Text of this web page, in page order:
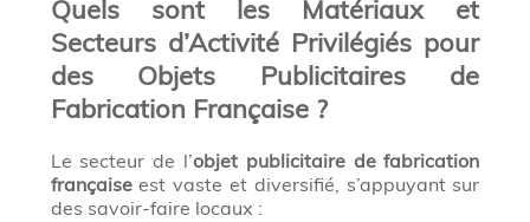
Quels sont les Matériaux et
Secteurs d’Activité Privilégiés pour
des Objets Publicitaires de
Fabrication Française ?
Le secteur de l’objet publicitaire de fabrication
françaiseest vaste et diversifié, s’appuyant sur
des savoir-faire locaux :